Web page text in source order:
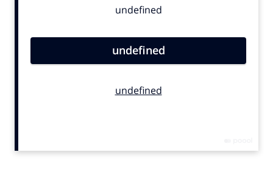
Contentmarketing